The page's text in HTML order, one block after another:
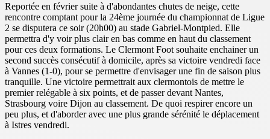
Reportée en février suite à d'abondantes chutes de neige, cette
rencontre comptant pour la 24ème journée du championnat de Ligue
2 se disputera ce soir (20h00) au stade Gabriel-Montpied. Elle
permettra d'y voir plus clair en bas comme en haut du classement
pour ces deux formations. Le Clermont Foot souhaite enchainer un
second succès consécutif à domicile, après sa victoire vendredi face
à Vannes (1-0), pour se permettre d'envisager une fin de saison plus
tranquille. Une victoire permettrait aux clermontois de mettre le
premier relégable à six points, et de passer devant Nantes,
Strasbourg voire Dijon au classement. De quoi respirer encore un
peu plus, et d'aborder avec une plus grande sérénité le déplacement
à Istres vendredi.